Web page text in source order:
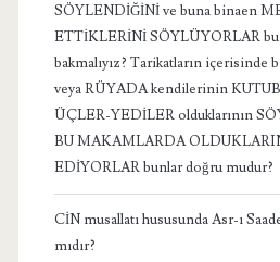
SÖYLENDİĞİNİ ve buna binaen
ETTİKLERİNİ SÖYLÜYORLAR bu
bakmalıyız? Tarikatların
veya RÜYADA kendilerinin
ÜÇLER-YEDİLER olduklarının
BU MAKAMLARDA
EDİYORLAR bunlar doğru mudur?
CİN musallatı hususunda Asr-ı
mıdır?